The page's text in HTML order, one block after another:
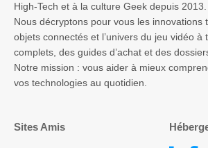
High-Tech et à la culture Geek depuis 2013.
Nous décryptons pour vous les innovations
objets connectés et l’univers du jeu vidéo à
complets, des guides d’achat et des
Notre mission : vous aider à mieux
vos technologies au quotidien.
Sites Amis